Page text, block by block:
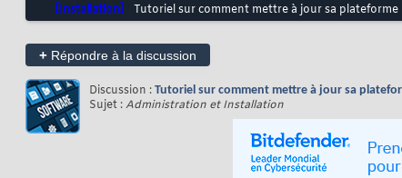
[Installation]
Tutoriel sur comment mettre à jour sa plateforme
+ Répondre à la discussion
Discussion : Tutoriel sur comment mettre à jour sa
Sujet :Administration et Installation